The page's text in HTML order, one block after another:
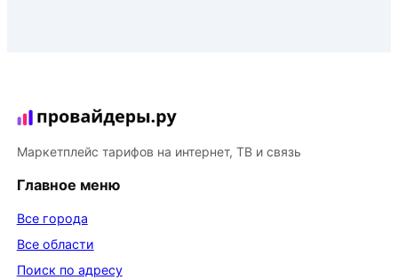
Маркетплейс тарифов на интернет, ТВ и связь
Главное меню
Все города
Все области
Поиск по адресу